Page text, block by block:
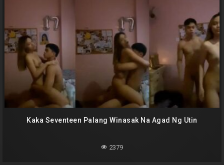
Kaka Seventeen Palang Winasak Na Agad Ng Utin
2379